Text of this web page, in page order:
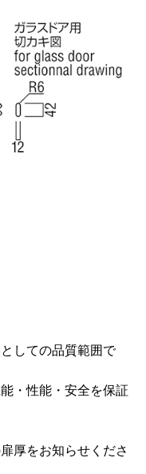
しての品質範囲で
・性能・安全を保証
厚をお知らせくださ